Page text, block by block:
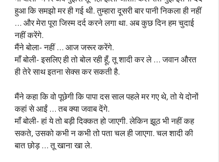
हुआ कि समझो मर ही गई थी. तुम्हारा दूसरी बार पानी निकला ही नहीं
… और मेरा पूरा जिस्म दर्द करने लगा था. अब कुछ दिन हम चुदाई
नहीं करेंगे.
मैंने बोला- नहीं … आज जरूर करेंगे.
माँ बोली- इसलिए ही तो बोल रही हूँ, तू शादी कर ले … जवान औरत
ही तेरे साथ इतना सेक्स कर सकती है.
मैंने कहा कि वो पूछेगी कि पापा दस साल पहले मर गए थे, तो ये दोनों
कहां से आईं … तब क्या जवाब देंगे.
माँ बोली- हां ये तो बड़ी दिक्कत हो जाएगी. लेकिन झूठ भी नहीं कह
सकते, उसको कभी न कभी तो पता चल ही जाएगा. चल शादी की
बात छोड़ … तू खाना खा ले.